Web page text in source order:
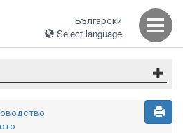
Български
Select language